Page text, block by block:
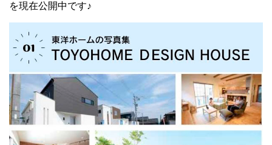
を現在公開中です♪